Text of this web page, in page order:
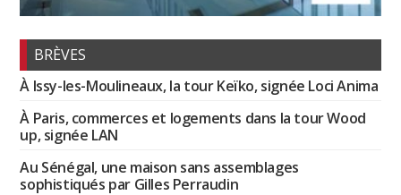
BRÈVES
À Issy-les-Moulineaux, la tour Keïko, signée Loci Anima
À Paris, commerces et logements dans la tour Wood
up, signée LAN
Au Sénégal, une maison sans assemblages
sophistiqués par Gilles Perraudin